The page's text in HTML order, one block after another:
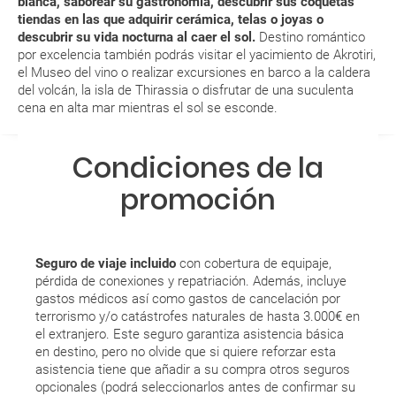
tiendas en las que adquirir cerámica, telas o joyas o
descubrir su vida nocturna al caer el sol. Destino romántico
por excelencia también podrás visitar el yacimiento de Akrotiri,
el Museo del vino o realizar excursiones en barco a la caldera
del volcán, la isla de Thirassia o disfrutar de una suculenta
cena en alta mar mientras el sol se esconde.
MODIFICACIÓN ó CANCELACIÓN ¿Puedo anular o
modificar una reserva del viaje? ¿Qué gastos puede
generar una anulación o modificación del viaje?
¿Con cuánta antelación tengo que estar en el
RESERVAR ¿Cómo puedo reservar un viaje de
paquete vacacional en la página web?
Al realizar la reserva, uno de los servicios ha
quedado de pendiente de confirmación ¿Cómo
sabré si se confirma el viaje?
Condiciones de la
promoción
Seguro de viaje incluido con cobertura de equipaje,
pérdida de conexiones y repatriación. Además, incluye
gastos médicos así como gastos de cancelación por
terrorismo y/o catástrofes naturales de hasta 3.000€ en
el extranjero. Este seguro garantiza asistencia básica
en destino, pero no olvide que si quiere reforzar esta
asistencia tiene que añadir a su compra otros seguros
opcionales (podrá seleccionarlos antes de confirmar su